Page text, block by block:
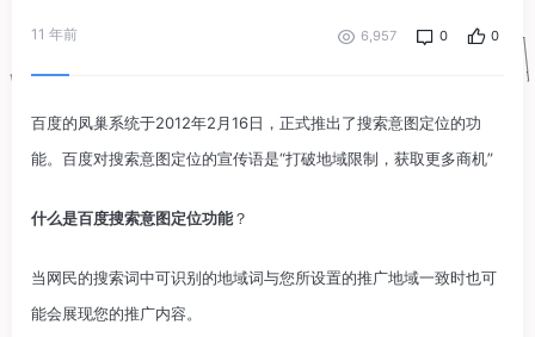
11 年前 6,957 0 0
百度的凤巢系统于2012年2月16日，正式推出了搜索意图定位的功
能。百度对搜索意图定位的宣传语是“打破地域限制，获取更多商机”
什么是百度搜索意图定位功能？
当网民的搜索词中可识别的地域词与您所设置的推广地域一致时也可
能会展现您的推广内容。